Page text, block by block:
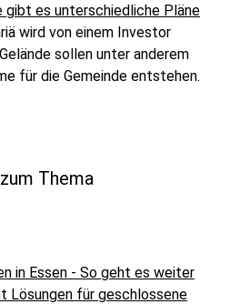
gibt es unterschiedliche Pläne
wird von einem Investor
sollen unter anderem
für die Gemeinde entstehen.
Thema
in Essen - So geht es weiter
Lösungen für geschlossene